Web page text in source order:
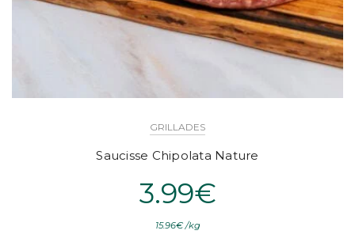
GRILLADES
Saucisse Chipolata Nature
3.99€
15.96€ /kg